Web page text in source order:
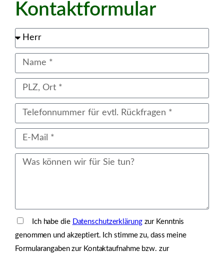
Kontaktformular
Ich habe die Datenschutzerklärungzur Kenntnis
genommen und akzeptiert. Ich stimme zu, dass meine
Formularangaben zur Kontaktaufnahme bzw. zur